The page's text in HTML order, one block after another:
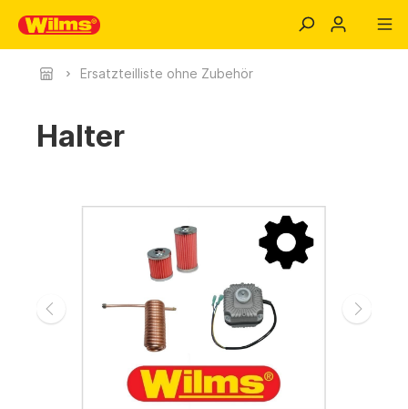
Ersatzteilliste ohne Zubehör
Halter